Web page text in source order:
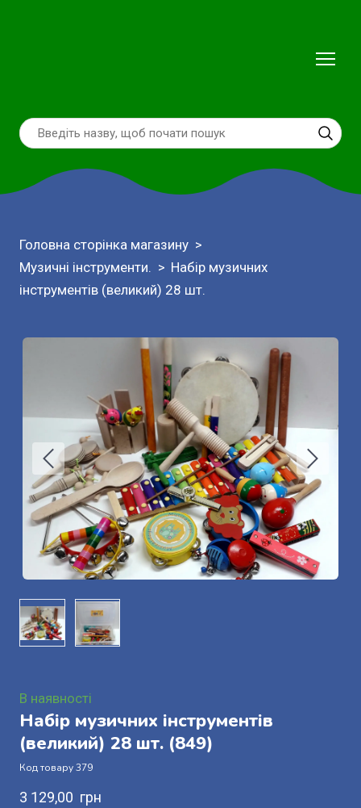
Головна сторінка магазину
Музичні інструменти.
Набір музичних
інструментів (великий) 28 шт.
В наявності
Набір музичних інструментів
(великий) 28 шт. (849)
Код товару 379
3 129,00  грн